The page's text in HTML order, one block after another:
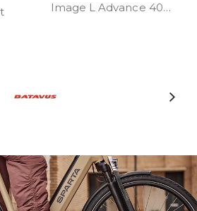
Image L Advance 400Wh